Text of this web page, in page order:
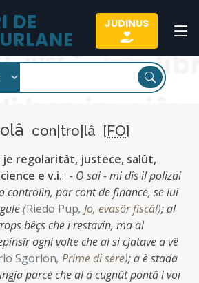
DE JUDINUS
con|tro|lâ [FO]
je regolaritât, justece, salût,
e v.i.: - O sai - mi dîs il polizai
controlìn, par cont de finance, se lui
(Riedo Pup, Jo, evasôr fiscâl);al
bêçs che i restavin, ma al
ogni volte che al si cjatave a vê
Sgorlon, Prime di sere);a è stada
parcè che al à cugnût pontâ i voi